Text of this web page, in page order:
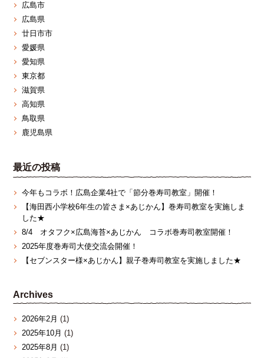
広島市
広島県
廿日市市
愛媛県
愛知県
東京都
滋賀県
高知県
鳥取県
鹿児島県
最近の投稿
今年もコラボ！広島企業4社で「節分巻寿司教室」開催！
【海田西小学校6年生の皆さま×あじかん】巻寿司教室を実施しま
した★
8/4 オタフク×広島海苔×あじかん コラボ巻寿司教室開催！
2025年度巻寿司大使交流会開催！
【セブンスター様×あじかん】親子巻寿司教室を実施しました★
Archives
2026年2月 (1)
2025年10月 (1)
2025年8月 (1)